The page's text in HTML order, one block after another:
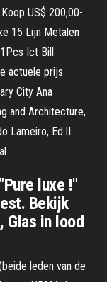
US$ 200,00-
15 Lijn Metalen
Ict Bill
actuele prijs
City Ana
and Architecture,
Lameiro, Ed.II
luxe !"
Bekijk
Glas in lood
leden van de